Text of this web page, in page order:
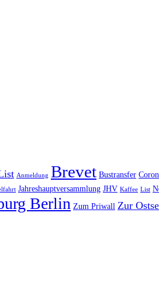
Anmeldung Brevet Bustransfer
Jahreshauptversammlung JHV Kaffee List
Berlin Zum Priwall Zur